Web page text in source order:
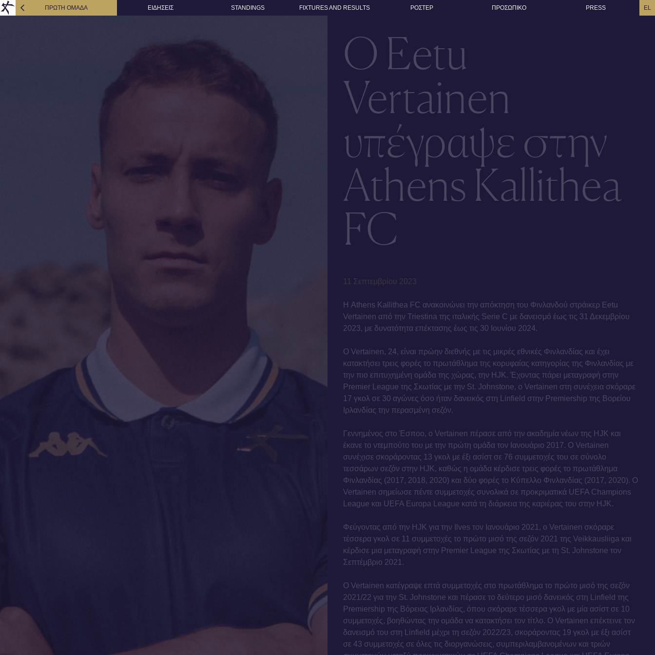
ΠΡΩΤΗ ΟΜΑΔΑ ΕΙΔΗΣΕΙΣ STANDINGS FIXTURES AND RESULTS ΡΟΣΤΕΡ ΠΡΟΣΩΠΙΚO PRESS EL
Ο Eetu
Vertainen
υπέγραψε στην
Athens Kallithea
FC
11 Σεπτεμβρίου 2023
Η Athens Kallithea FC ανακοινώνει την απόκτηση του Φινλανδού στράικερ Eetu
Vertainen από την Triestina της ιταλικής Serie C με δανεισμό έως τις 31 Δεκεμβρίου
2023, με δυνατότητα επέκτασης έως τις 30 Ιουνίου 2024.
Ο Vertainen, 24, είναι πρώην διεθνής με τις μικρές εθνικές Φινλανδίας και έχει
κατακτήσει τρεις φορές το πρωτάθλημα της κορυφαίας κατηγορίας της Φινλανδίας με
την πιο επιτυχημένη ομάδα της χώρας, την HJK. Έχοντας πάρει μεταγραφή στην
Premier League της Σκωτίας με την St. Johnstone, ο Vertainen στη συνέχεια σκόραρε
17 γκολ σε 30 αγώνες όσο ήταν δανεικός στη Linfield στην Premiership της Βορείου
Ιρλανδίας την περασμένη σεζόν.
Γεννημένος στο Έσποο, ο Vertainen πέρασε από την ακαδημία νέων της HJK και
έκανε το ντεμπούτο του με την πρώτη ομάδα τον Ιανουάριο 2017. Ο Vertainen
συνέχισε σκοράροντας 13 γκολ με έξι ασίστ σε 76 συμμετοχές του σε σύνολο
τεσσάρων σεζόν στην HJK, καθώς η ομάδα κέρδισε τρεις φορές το πρωτάθλημα
Φινλανδίας (2017, 2018, 2020) και δύο φορές το Κύπελλο Φινλανδίας (2017, 2020). Ο
Vertainen σημείωσε πέντε συμμετοχές συνολικά σε προκριματικά UEFA Champions
League και UEFA Europa League κατά τη διάρκεια της καριέρας του στην HJK.
Φεύγοντας από την HJK για την Ilves τον Ιανουάριο 2021, ο Vertainen σκόραρε
τέσσερα γκολ σε 11 συμμετοχές το πρώτο μισό της σεζόν 2021 της Veikkausliiga και
κέρδισε μια μεταγραφή στην Premier League της Σκωτίας με τη St. Johnstone τον
Σεπτέμβριο 2021.
Ο Vertainen κατέγραψε επτά συμμετοχές στο πρωτάθλημα το πρώτο μισό της σεζόν
2021/22 για την St. Johnstone και πέρασε το δεύτερο μισό δανεικός στη Linfield της
Premiership της Βόρειας Ιρλανδίας, όπου σκόραρε τέσσερα γκολ με μία ασίστ σε 10
συμμετοχές, βοηθώντας την ομάδα να κατακτήσει τον τίτλο. Ο Vertainen επέκτεινε τον
δανεισμό του στη Linfield μέχρι τη σεζόν 2022/23, σκοράροντας 19 γκολ με έξι ασίστ
σε 43 συμμετοχές σε όλες τις διοργανώσεις, συμπεριλαμβανομένων και τριών